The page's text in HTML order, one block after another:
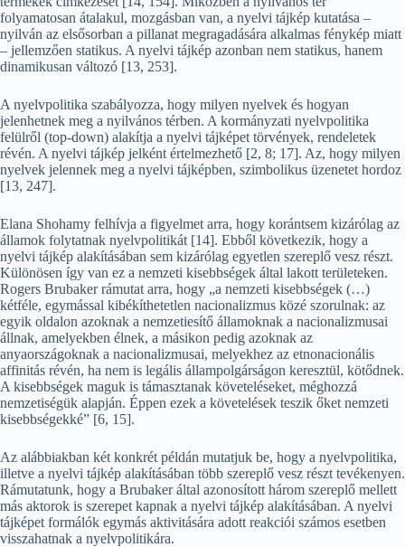
folyamatosan átalakul, mozgásban van, a nyelvi tájkép kutatása –
nyilván az elsősorban a pillanat megragadására alkalmas fénykép miatt
– jellemzően statikus. A nyelvi tájkép azonban nem statikus, hanem
dinamikusan változó [13, 253].
A nyelvpolitika szabályozza, hogy milyen nyelvek és hogyan
jelenhetnek meg a nyilvános térben. A kormányzati nyelvpolitika
felülről (top-down) alakítja a nyelvi tájképet törvények, rendeletek
révén. A nyelvi tájkép jelként értelmezhető [2, 8; 17]. Az, hogy milyen
nyelvek jelennek meg a nyelvi tájképben, szimbolikus üzenetet hordoz
[13, 247].
Elana Shohamy felhívja a figyelmet arra, hogy korántsem kizárólag az
államok folytatnak nyelvpolitikát [14]. Ebből következik, hogy a
nyelvi tájkép alakításában sem kizárólag egyetlen szereplő vesz részt.
Különösen így van ez a nemzeti kisebbségek által lakott területeken.
Rogers Brubaker rámutat arra, hogy „a nemzeti kisebbségek (…)
kétféle, egymással kibékíthetetlen nacionalizmus közé szorulnak: az
egyik oldalon azoknak a nemzetiesítő államoknak a nacionalizmusai
állnak, amelyekben élnek, a másikon pedig azoknak az
anyaországoknak a nacionalizmusai, melyekhez az etnonacionális
affinitás révén, ha nem is legális állampolgárságon keresztül, kötődnek.
A kisebbségek maguk is támasztanak követeléseket, méghozzá
nemzetiségük alapján. Éppen ezek a követelések teszik őket nemzeti
kisebbségekké” [6, 15].
Az alábbiakban két konkrét példán mutatjuk be, hogy a nyelvpolitika,
illetve a nyelvi tájkép alakításában több szereplő vesz részt tevékenyen.
Rámutatunk, hogy a Brubaker által azonosított három szereplő mellett
más aktorok is szerepet kapnak a nyelvi tájkép alakításában. A nyelvi
tájképet formálók egymás aktivitására adott reakciói számos esetben
visszahatnak a nyelvpolitikára.